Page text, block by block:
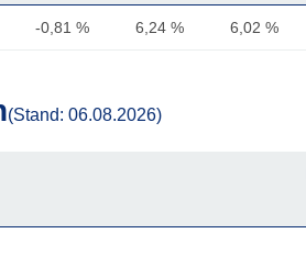
-0,81 % 6,24 % 6,02 %
(Stand: 06.08.2026)